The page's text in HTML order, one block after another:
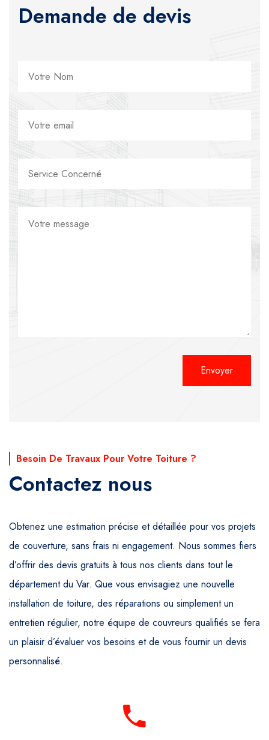
Demande de devis
Besoin De Travaux Pour Votre Toiture ?
Contactez nous
Obtenez une estimation précise et détaillée pour vos projets
de couverture, sans frais ni engagement. Nous sommes fiers
d’offrir des devis gratuits à tous nos clients dans tout le
département du Var. Que vous envisagiez une nouvelle
installation de toiture, des réparations ou simplement un
entretien régulier, notre équipe de couvreurs qualifiés se fera
un plaisir d’évaluer vos besoins et de vous fournir un devis
personnalisé.